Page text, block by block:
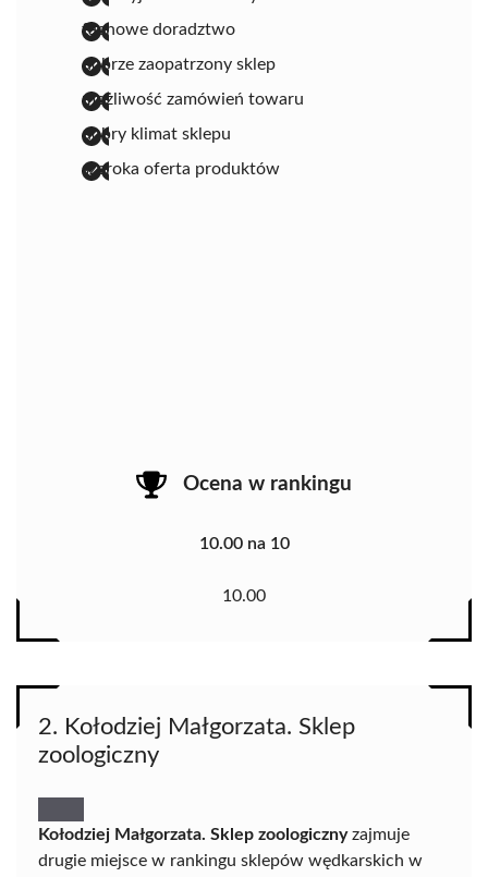
fachowe doradztwo
dobrze zaopatrzony sklep
możliwość zamówień towaru
dobry klimat sklepu
szeroka oferta produktów
Ocena w rankingu
10.00 na 10
10.00
2. Kołodziej Małgorzata. Sklep
zoologiczny
Kołodziej Małgorzata. Sklep zoologicznyzajmuje
drugie miejsce w rankingu sklepów wędkarskich w